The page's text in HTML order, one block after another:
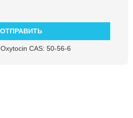
Oxytocin CAS: 50-56-6